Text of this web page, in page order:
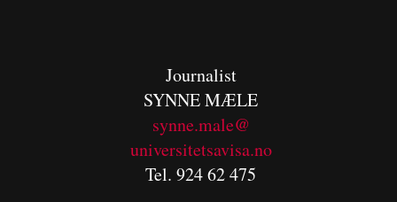
Journalist
SYNNE MÆLE
synne.male@
universitetsavisa.no
Tel. 924 62 475